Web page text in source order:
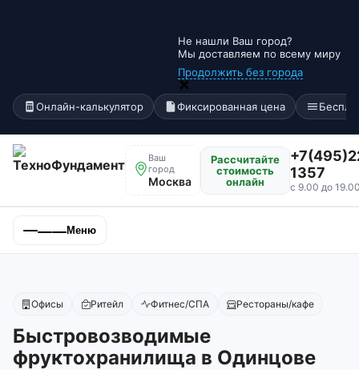
Не нашли Ваш город?
Мы доставляем по всему миру
Продолжить без города
Онлайн-калькулятор Фиксированная цена
Ваш
город
Москва
Рассчитайте
стоимость
онлайн
1357
с 9.00 до
Меню
Офисы Ритейл Фитнес/СПА Рестораны/кафе
Быстровозводимые
фруктохранилища в Одинцове